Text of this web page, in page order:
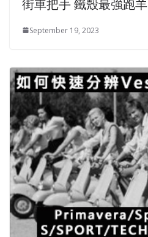
街車把手 鐵殼最強跑羊
September 19, 2023